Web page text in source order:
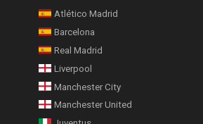
Atlético Madrid
Barcelona
Real Madrid
Liverpool
Manchester City
Manchester United